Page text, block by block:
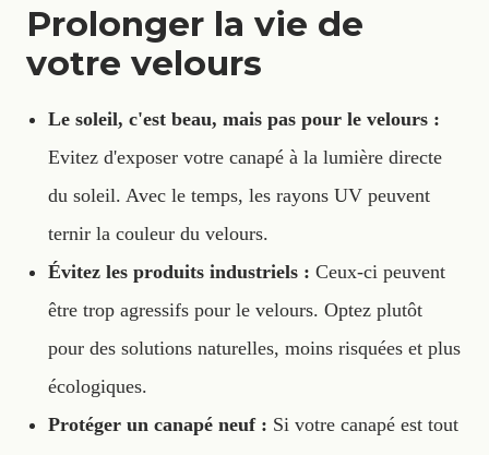
Prolonger la vie de
votre velours
Le soleil, c'est beau, mais pas pour le velours :
Evitez d'exposer votre canapé à la lumière directe
du soleil. Avec le temps, les rayons UV peuvent
ternir la couleur du velours.
Évitez les produits industriels : Ceux-ci peuvent
être trop agressifs pour le velours. Optez plutôt
pour des solutions naturelles, moins risquées et plus
écologiques.
Protéger un canapé neuf : Si votre canapé est tout